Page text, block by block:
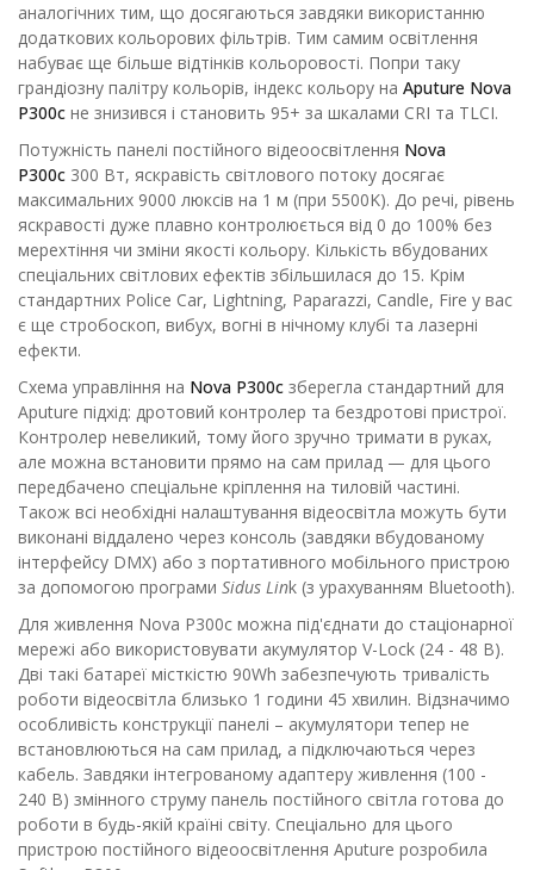
аналогічних тим, що досягаються завдяки використанню
додаткових кольорових фільтрів. Тим самим освітлення
набуває ще більше відтінків кольоровості. Попри таку
грандіозну палітру кольорів, індекс кольору на Aputure Nova
P300c не знизився і становить 95+ за шкалами CRI та TLCI.
Потужність панелі постійного відеоосвітлення Nova
P300c 300 Вт, яскравість світлового потоку досягає
максимальних 9000 люксів на 1 м (при 5500K). До речі, рівень
яскравості дуже плавно контролюється від 0 до 100% без
мерехтіння чи зміни якості кольору. Кількість вбудованих
спеціальних світлових ефектів збільшилася до 15. Крім
стандартних Police Car, Lightning, Paparazzi, Candle, Fire у вас
є ще стробоскоп, вибух, вогні в нічному клубі та лазерні
ефекти.
Схема управління на Nova P300c зберегла стандартний для
Aputure підхід: дротовий контролер та бездротові пристрої.
Контролер невеликий, тому його зручно тримати в руках,
але можна встановити прямо на сам прилад — для цього
передбачено спеціальне кріплення на тиловій частині.
Також всі необхідні налаштування відеосвітла можуть бути
виконані віддалено через консоль (завдяки вбудованому
інтерфейсу DMX) або з портативного мобільного пристрою
за допомогою програми Sidus Link (з урахуванням Bluetooth).
Для живлення Nova P300c можна під'єднати до стаціонарної
мережі або використовувати акумулятор V-Lock (24 - 48 В).
Дві такі батареї місткістю 90Wh забезпечують тривалість
роботи відеосвітла близько 1 години 45 хвилин. Відзначимо
особливість конструкції панелі – акумулятори тепер не
встановлюються на сам прилад, а підключаються через
кабель. Завдяки інтегрованому адаптеру живлення (100 -
240 В) змінного струму панель постійного світла готова до
роботи в будь-якій країні світу. Спеціально для цього
пристрою постійного відеоосвітлення Aputure розробила